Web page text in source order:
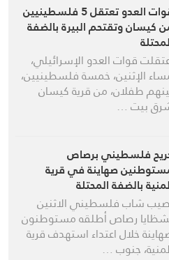
قوات العدو تعتقل 5 فلسطينيين
كيسان وتقتحم البيرة بالضفة
قوات العدو الإسرائيلي،
الإثنين، خمسة فلسطينيين،
طفلان، من قرية كيسان
بيت …
فلسطيني برصاص
صهاينة في قرية
بالضفة المحتلة
شاب فلسطيني الاثنين
رصاص أطلقه مستوطنون
خلال اعتداء استهدف قرية
جنوب …